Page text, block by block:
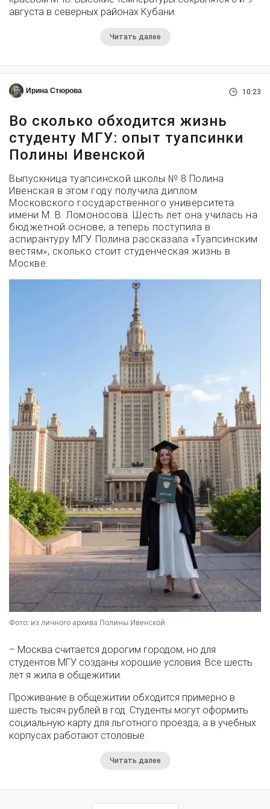
августа в северных районах Кубани.
Читать далее
Ирина Стюрова 10:23
Во сколько обходится жизнь
студенту МГУ: опыт туапсинки
Полины Ивенской
Выпускница туапсинской школы № 8 Полина
Ивенская в этом году получила диплом
Московского государственного университета
имени М. В. Ломоносова. Шесть лет она училась на
бюджетной основе, а теперь поступила в
аспирантуру МГУ. Полина рассказала «Туапсинским
вестям», сколько стоит студенческая жизнь в
Москве.
Фото: из личного архива Полины Ивенской
– Москва считается дорогим городом, но для
студентов МГУ созданы хорошие условия. Все шесть
лет я жила в общежитии.
Проживание в общежитии обходится примерно в
шесть тысяч рублей в год. Студенты могут оформить
социальную карту для льготного проезда, а в учебных
корпусах работают столовые.
Читать далее